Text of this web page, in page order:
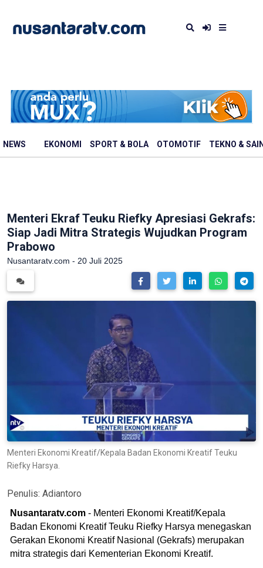
NEWS EKONOMI SPORT & BOLA OTOMOTIF TEKNO &
Menteri Ekraf Teuku Riefky Apresiasi Gekrafs:
Siap Jadi Mitra Strategis Wujudkan Program
Prabowo
Nusantaratv.com - 20 Juli 2025
Menteri Ekonomi Kreatif/Kepala Badan Ekonomi Kreatif Teuku
Riefky Harsya.
Penulis: Adiantoro
Nusantaratv.com - Menteri Ekonomi Kreatif/Kepala
Badan Ekonomi Kreatif Teuku Riefky Harsya menegaskan
Gerakan Ekonomi Kreatif Nasional (Gekrafs) merupakan
mitra strategis dari Kementerian Ekonomi Kreatif.